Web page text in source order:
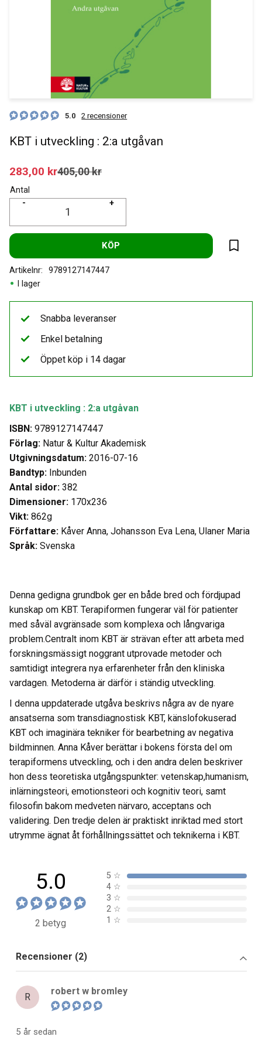
5.0 2 recensioner
KBT i utveckling : 2:a utgåvan
Nedsatt pris:
283,00 krOrdinarie pris:
405,00kr
Antal
+
-
KÖP
Lägg
I lager
Artikelnr 9789127147447
KBT i utveckling : 2:a utgåvan
ISBN: 9789127147447
Förlag: Natur & Kultur Akademisk
Utgivningsdatum: 2016-07-16
Bandtyp: Inbunden
Antal sidor: 382
Dimensioner: 170x236
Vikt: 862g
Författare: Kåver Anna, Johansson Eva Lena, Ulaner Maria
Språk: Svenska
Denna gedigna grundbok ger en både bred och fördjupad
kunskap om KBT. Terapiformen fungerar väl för patienter
med såväl avgränsade som komplexa och långvariga
problem.Centralt inom KBT är strävan efter att arbeta med
forskningsmässigt noggrant utprovade metoder och
samtidigt integrera nya erfarenheter från den kliniska
vardagen. Metoderna är därför i ständig utveckling.
I denna uppdaterade utgåva beskrivs några av de nyare
ansatserna som transdiagnostisk KBT, känslofokuserad
KBT och imaginära tekniker för bearbetning av negativa
bildminnen. Anna Kåver berättar i bokens första del om
terapiformens utveckling, och i den andra delen beskriver
hon dess teoretiska utgångspunkter: vetenskap,humanism,
inlärningsteori, emotionsteori och kognitiv teori, samt
filosofin bakom medveten närvaro, acceptans och
validering. Den tredje delen är praktiskt inriktad med stort
utrymme ägnat åt förhållningssättet och teknikerna i KBT.
Snabba leveranser
Enkel betalning
Öppet köp i 14 dagar
5.0
2 betyg
5 ☆
4 ☆
3 ☆
2 ☆
1 ☆
Recensioner (2)
R
robert w bromley
5 år sedan